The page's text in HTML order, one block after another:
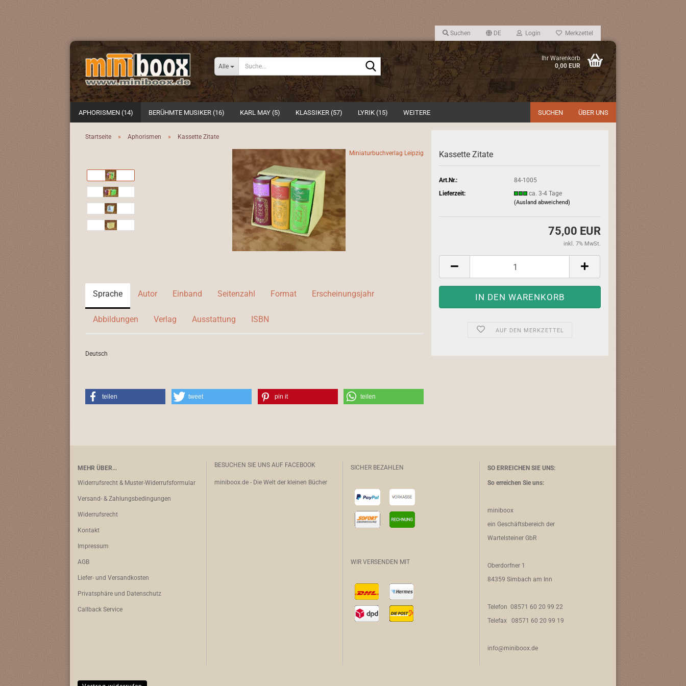
Suchen DE Login Merkzettel
Alle
Suche...
Ihr Warenkorb
0,00 EUR
APHORISMEN (14) BERÜHMTE MUSIKER (16) KARL MAY (5) KLASSIKER (57) LYRIK (15) SUCHEN ÜBER UNS
WEITERE
Startseite » Aphorismen » Kassette Zitate
Miniaturbuchverlag Leipzig Kassette Zitate
Art.Nr.:
84-1005
Lieferzeit:
ca. 3-4 Tage
(Ausland abweichend)
75,00 EUR
inkl. 7% MwSt.
AUF DEN MERKZETTEL
Sprache Autor Einband Seitenzahl Format Erscheinungsjahr
Abbildungen Verlag Ausstattung ISBN
Deutsch
teilen tweet pin it teilen
MEHR ÜBER...
Widerrufsrecht & Muster-Widerrufsformular
Versand- & Zahlungsbedingungen
Widerrufsrecht
Kontakt
Impressum
AGB
Liefer- und Versandkosten
Privatsphäre und Datenschutz
Callback Service
BESUCHEN SIE UNS AUF FACEBOOK
miniboox.de - Die Welt der kleinen Bücher
SICHER BEZAHLEN
WIR VERSENDEN MIT
SO ERREICHEN SIE UNS:
So erreichen Sie uns:
miniboox
ein Geschäftsbereich der
Wartelsteiner GbR
Oberdorfner 1
84359 Simbach am Inn
Telefon 08571 60 20 99 22
Telefax 08571 60 20 99 19
info@miniboox.de